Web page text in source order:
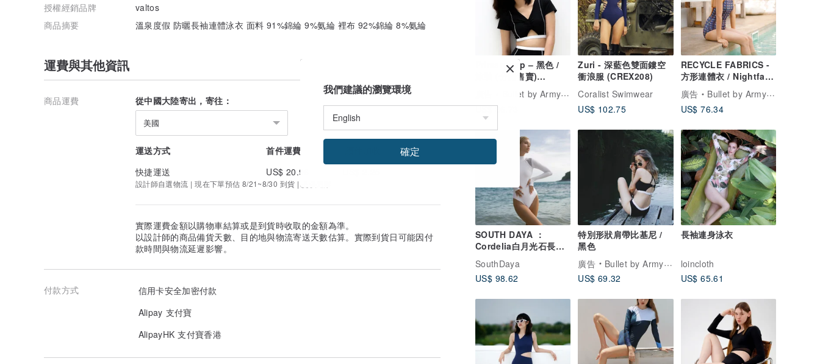
Primary top – 黑色 /
泳裝 (分開售賣)
Bullet by Army of Interns
US$ 36.73
Zuri - 深藍色雙面鏤空
衝浪服 (CREX208)
Coralist Swimwear
US$ 102.75
RECYCLE FABRICS -
方形連體衣 / Nightfall
花押字 BLT064NIGH
廣告
Bullet by Army of Interns
US$ 76.34
SOUTH DAYA ：
Cordelia白月光石長袖
SouthDaya
US$ 98.62
特別形狀肩帶比基尼 /
黑色
廣告
Bullet by Army of Interns
US$ 69.32
長袖連身泳衣
loincloth
US$ 65.61
授權經銷品牌
valtos
商品摘要
溫泉度假 防曬長袖連體泳衣 面料 91%錦綸 9%氨綸 裡布 92%錦綸 8%氨綸
運費與其他資訊
商品運費 從中國大陸寄出，寄往：
美國
運送方式 首件運費
快捷運送
US$ 20.96
設計師自選物流 | 現在下單預估 8/21~8/30 到貨 | 提供追蹤
實際運費金額以購物車結算或是到貨時收取的金額為準。
以設計師的商品備貨天數、目的地與物流寄送天數估算。實際到貨日可能因付
款時間與物流延遲影響。
付款方式
信用卡安全加密付款
Alipay 支付寶
AlipayHK 支付寶香港
我們建議的瀏覽環境
確定